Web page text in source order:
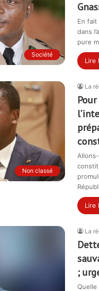
Société
En
dans
pure
Lire
Non classé
La
Lire
La
;